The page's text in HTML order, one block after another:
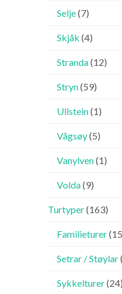
Selje(7)
Skjåk (4)
Stranda(12)
Stryn(59)
Ullstein(1)
Vågsøy(5)
Vanylven(1)
Volda(9)
Turtyper(163)
Familieturer
Setrar / Støylar
Sykkelturer(24)